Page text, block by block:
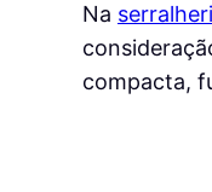
Na
compacta,